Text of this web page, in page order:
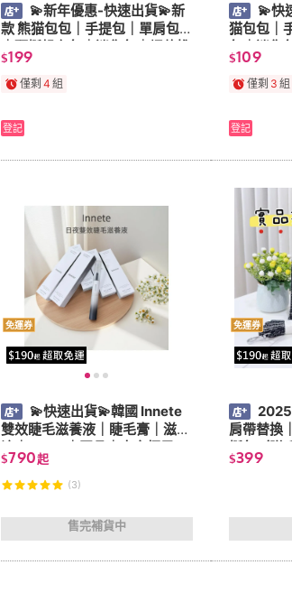
💫新年優惠-快速出貨💫新
款 熊猫包包｜手提包｜單肩包
｜硬挺帆布包｜迷你包｜爆款推
薦｜情人節禮物
$199
僅剩 4 組
登記
💫快
猫包包｜
包｜迷你
$109
僅剩 3 組
登記
免運券
💫快速出貨💫韓國 Innete
雙效睫毛滋養液｜睫毛膏｜滋養
液｜6.5ml｜正品｜中文標示
$790起
(3)
售完補貨中
免運券
2025
肩帶替換
挺包（附
禮物｜黑色
$399